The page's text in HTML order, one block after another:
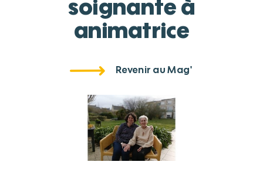
soignante à
animatrice
Revenir au Mag'